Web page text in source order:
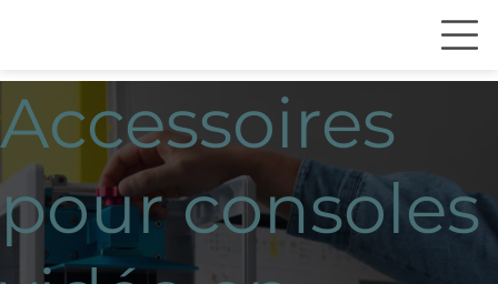
Accessoires
pour consoles